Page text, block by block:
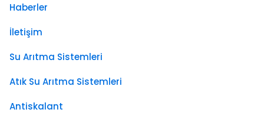
Haberler
İletişim
Su Arıtma Sistemleri
Atık Su Arıtma Sistemleri
Antiskalant